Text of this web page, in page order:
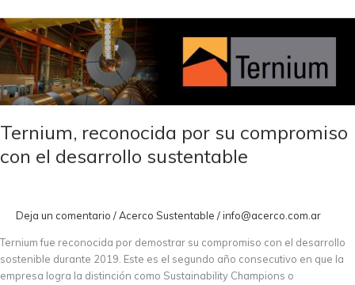
Ternium, reconocida por su compromiso
con el desarrollo sustentable
Deja un comentario /Acerco Sustentable / info@acerco.com.ar
Ternium fue reconocida por demostrar su compromiso con el desarrollo
sostenible durante 2019. Este es el segundo año consecutivo en que la
empresa logra la distinción como Sustainability Champions o
Ternium,
reconocida
por
su
compromiso
con
el
desarrollo
sustentable